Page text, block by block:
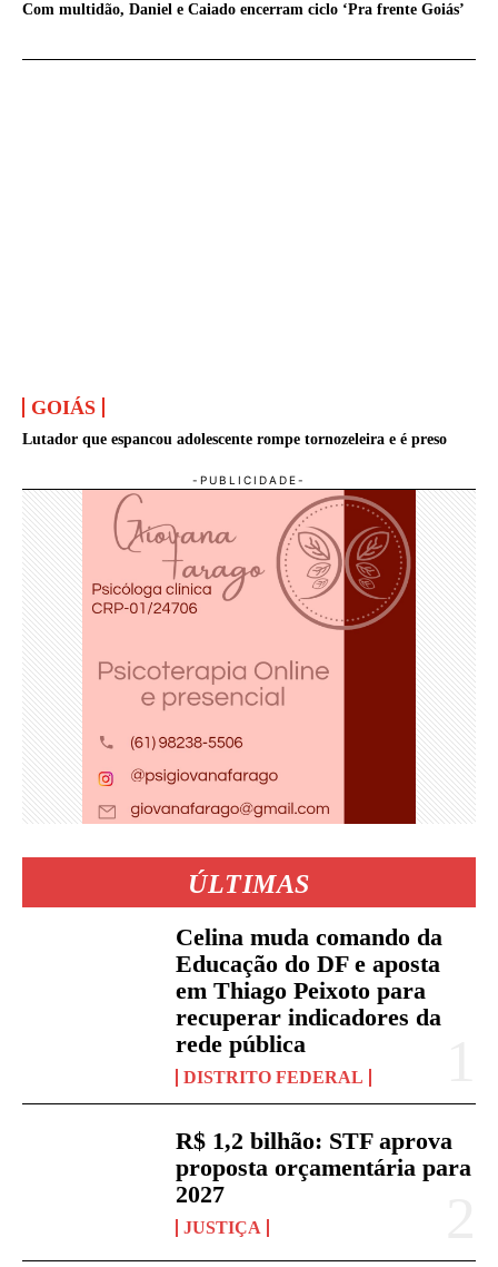
Com multidão, Daniel e Caiado encerram ciclo ‘Pra frente Goiás’
GOIÁS
Lutador que espancou adolescente rompe tornozeleira e é preso
ÚLTIMAS
Celina muda comando da
Educação do DF e aposta
em Thiago Peixoto para
recuperar indicadores da
rede pública
DISTRITO FEDERAL
R$ 1,2 bilhão: STF aprova
proposta orçamentária para
2027
JUSTIÇA